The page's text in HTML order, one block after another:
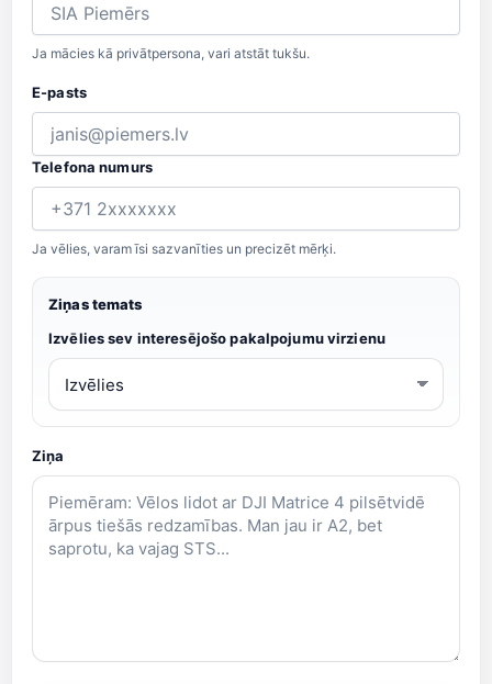
Ja mācies kā privātpersona, vari atstāt tukšu.
E-pasts
Telefona numurs
Ja vēlies, varam īsi sazvanīties un precizēt mērķi.
Ziņas temats
Izvēlies sev interesējošo pakalpojumu virzienu
Ziņa